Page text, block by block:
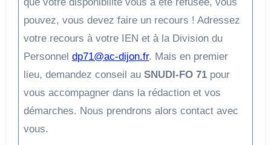
pouvez, vous devez faire un recours ! Adressez
votre recours à votre IEN et à la Division du
Personneldp71@ac-dijon.fr. Mais en premier
lieu, demandez conseil auSNUDI-FO 71 pour
vous accompagner dans la rédaction et vos
démarches. Nous prendrons alors contact avec
vous.